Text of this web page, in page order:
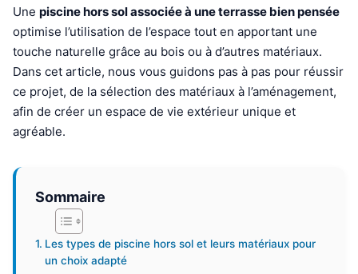
Une piscine hors sol associée à une terrasse bien pensée
optimise l’utilisation de l’espace tout en apportant une
touche naturelle grâce au bois ou à d’autres matériaux.
Dans cet article, nous vous guidons pas à pas pour réussir
ce projet, de la sélection des matériaux à l’aménagement,
afin de créer un espace de vie extérieur unique et
agréable.
Sommaire
Les types de piscine hors sol et leurs matériaux pour
un choix adapté